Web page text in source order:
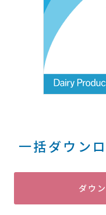
一括ダウン
ダウ